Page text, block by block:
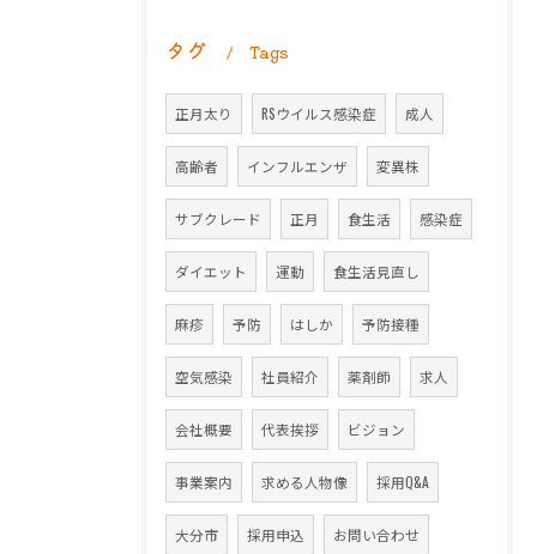
タグ Tags
正月太り RSウイルス感染症 成人
高齢者 インフルエンザ 変異株
サブクレード 正月 食生活 感染症
ダイエット 運動 食生活見直し
麻疹 予防 はしか 予防接種
空気感染 社員紹介 薬剤師 求人
会社概要 代表挨拶 ビジョン
事業案内 求める人物像 採用Q&A
大分市 採用申込 お問い合わせ